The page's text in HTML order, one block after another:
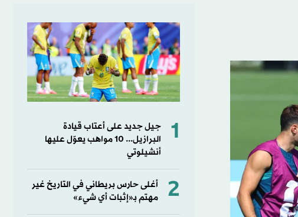
1
جيل جديد على أعتاب قيادة
البرازيل... 10 مواهب يعوّل عليها
أنشيلوتي
2
أغلى حارس بريطاني في التاريخ غير
مهتم بـ«إثبات أي شيء»